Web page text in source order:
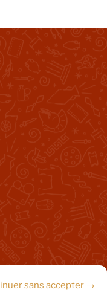
sans accepter →